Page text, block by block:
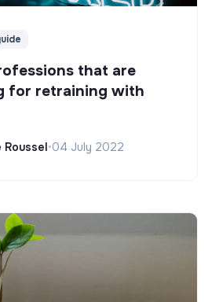
that are
for retraining with
Roussel•04 July 2022